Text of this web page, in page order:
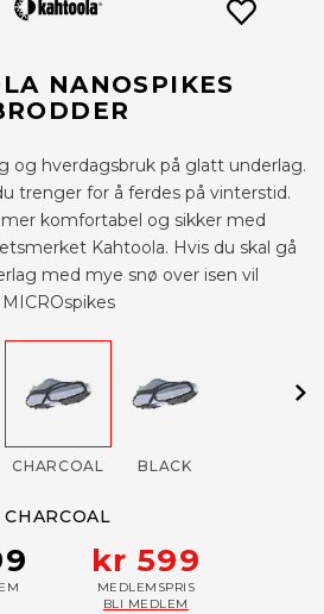
NANOSPIKES
og hverdagsbruk på glatt underlag.
trenger for å ferdes på vinterstid.
komfortabel og sikker med
Kahtoola. Hvis du skal gå
med mye snø over isen vil
MICROspikes
CHARCOAL BLACK
CHARCOAL
kr 599
MEDLEMSPRIS
BLI MEDLEM